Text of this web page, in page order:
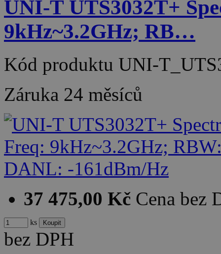
UNI-T UTS3032T+
9kHz~3.2GHz; RB…
Kód produktu UNI-
Záruka 24 měsíců
37 475,00 Kč Cena bez
ks
bez DPH